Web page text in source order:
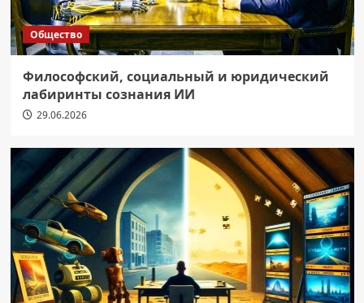
Общество
Философский, социальный и юридический
лабиринты сознания ИИ
29.06.2026